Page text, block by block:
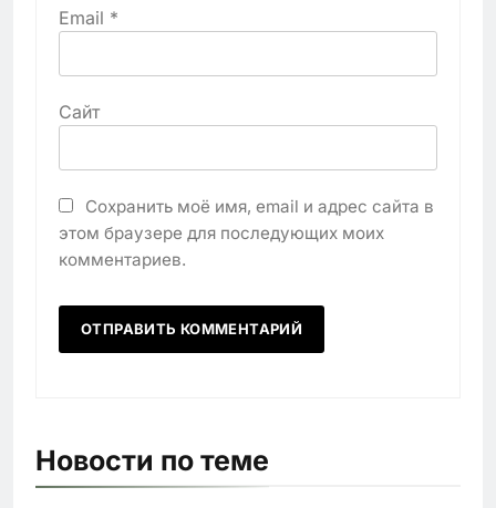
Email *
Сайт
Сохранить моё имя, email и адрес сайта в
этом браузере для последующих моих
комментариев.
Новости по теме